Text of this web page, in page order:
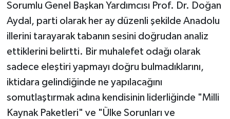
Sorumlu Genel Başkan Yardımcısı Prof. Dr. Doğan
Aydal, parti olarak her ay düzenli şekilde Anadolu
illerini tarayarak tabanın sesini doğrudan analiz
ettiklerini belirtti. Bir muhalefet odağı olarak
sadece eleştiri yapmayı doğru bulmadıklarını,
iktidara gelindiğinde ne yapılacağını
somutlaştırmak adına kendisinin liderliğinde "Milli
Kaynak Paketleri" ve "Ülke Sorunları ve